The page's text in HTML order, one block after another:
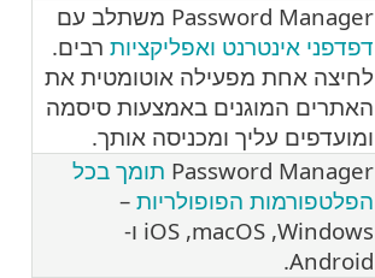
Password Manager משתלב עם
דפדפני אינטרנט ואפליקציות רבים.
לחיצה אחת מפעילה אוטומטית את
האתרים המוגנים באמצעות סיסמה
ומועדפים עליך ומכניסה אותך.
Password Manager תומך בכל
הפלטפורמות הפופולריות –
Windows‏, macOS‏, iOS ו-
Android.